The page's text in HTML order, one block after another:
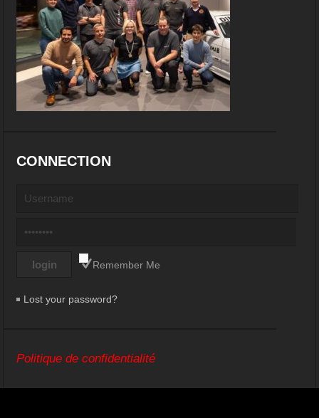
CONNECTION
Remember Me
Lost your password?
Politique de confidentialité